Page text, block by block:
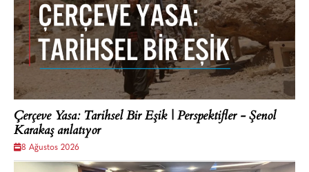
Çerçeve Yasa: Tarihsel Bir Eşik | Perspektifler - Şenol
Karakaş anlatıyor
8 Ağustos 2026